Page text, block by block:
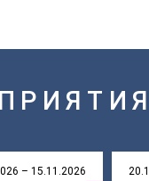
– 15.11.2026